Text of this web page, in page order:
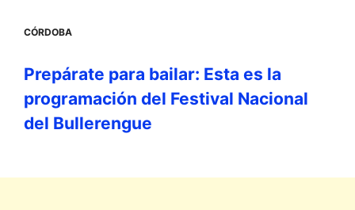
CÓRDOBA
Prepárate para bailar: Esta es la
programación del Festival Nacional
del Bullerengue